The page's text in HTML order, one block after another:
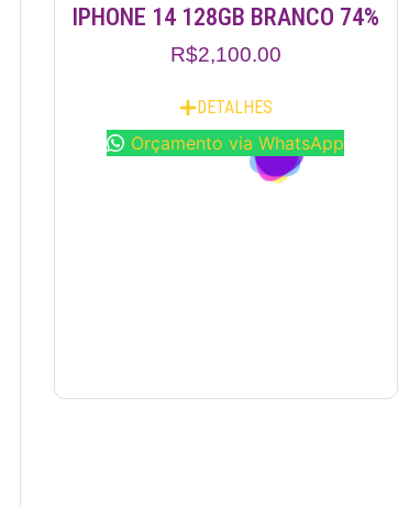
IPHONE 14 128GB BRANCO 74%
R$2,100.00
DETALHES
Orçamento via WhatsApp